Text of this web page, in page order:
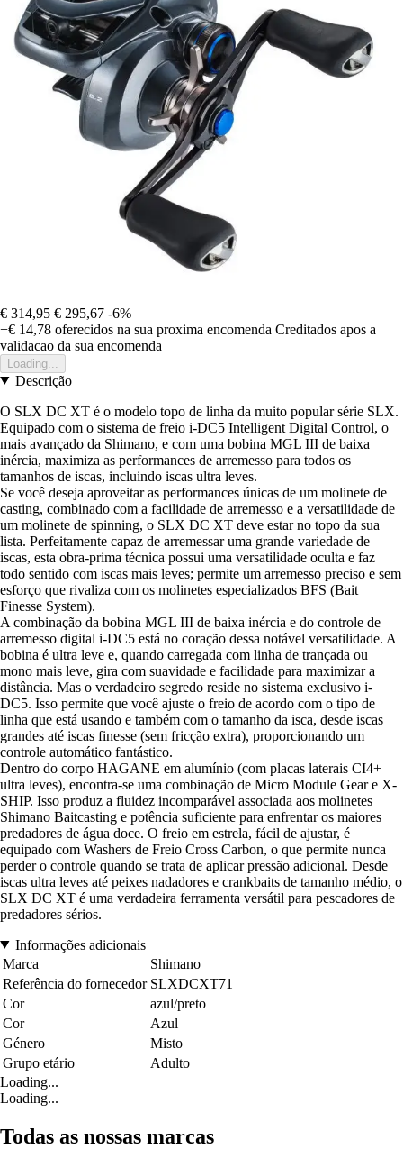
€ 314,95 € 295,67 -6%
+€ 14,78 oferecidos na sua proxima encomenda Creditados apos a
validacao da sua encomenda
Loading...
Descrição
O SLX DC XT é o modelo topo de linha da muito popular série SLX.
Equipado com o sistema de freio i-DC5 Intelligent Digital Control, o
mais avançado da Shimano, e com uma bobina MGL III de baixa
inércia, maximiza as performances de arremesso para todos os
tamanhos de iscas, incluindo iscas ultra leves.
Se você deseja aproveitar as performances únicas de um molinete de
casting, combinado com a facilidade de arremesso e a versatilidade de
um molinete de spinning, o SLX DC XT deve estar no topo da sua
lista. Perfeitamente capaz de arremessar uma grande variedade de
iscas, esta obra-prima técnica possui uma versatilidade oculta e faz
todo sentido com iscas mais leves; permite um arremesso preciso e sem
esforço que rivaliza com os molinetes especializados BFS (Bait
Finesse System).
A combinação da bobina MGL III de baixa inércia e do controle de
arremesso digital i-DC5 está no coração dessa notável versatilidade. A
bobina é ultra leve e, quando carregada com linha de trançada ou
mono mais leve, gira com suavidade e facilidade para maximizar a
distância. Mas o verdadeiro segredo reside no sistema exclusivo i-
DC5. Isso permite que você ajuste o freio de acordo com o tipo de
linha que está usando e também com o tamanho da isca, desde iscas
grandes até iscas finesse (sem fricção extra), proporcionando um
controle automático fantástico.
Dentro do corpo HAGANE em alumínio (com placas laterais CI4+
ultra leves), encontra-se uma combinação de Micro Module Gear e X-
SHIP. Isso produz a fluidez incomparável associada aos molinetes
Shimano Baitcasting e potência suficiente para enfrentar os maiores
predadores de água doce. O freio em estrela, fácil de ajustar, é
equipado com Washers de Freio Cross Carbon, o que permite nunca
perder o controle quando se trata de aplicar pressão adicional. Desde
iscas ultra leves até peixes nadadores e crankbaits de tamanho médio, o
SLX DC XT é uma verdadeira ferramenta versátil para pescadores de
predadores sérios.
Informações adicionais
Marca
Shimano
Referência do fornecedor SLXDCXT71
Cor
azul/preto
Cor
Azul
Género
Misto
Grupo etário
Adulto
Loading...
Loading...
Todas as nossas marcas